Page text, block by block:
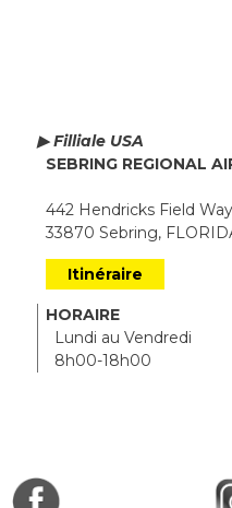
▶ Filliale USA
SEBRING REGIONAL
442 Hendricks Field Way
33870 Sebring,
Itinéraire
HORAIRE
Lundi au Vendredi
8h00-18h00